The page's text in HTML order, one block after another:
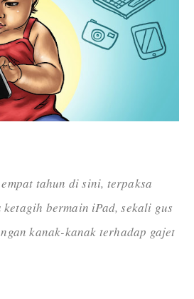
tahun di sini, terpaksa
bermain iPad, sekali gus
kanak-kanak terhadap gajet